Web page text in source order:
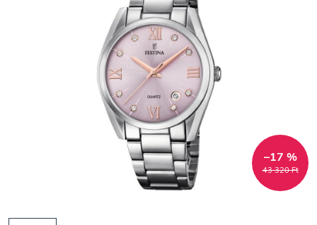
43 320 Ft
–17 %